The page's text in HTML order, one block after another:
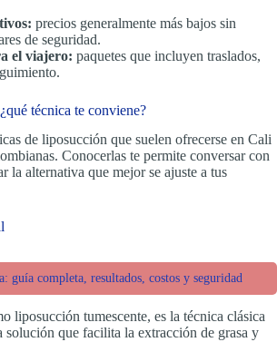
precios generalmente más bajos sin
de seguridad.
el viajero: paquetes que incluyen traslados,
técnica te conviene?
de liposucción que suelen ofrecerse en Cali
Conocerlas te permite conversar con
la alternativa que mejor se ajuste a tus
guía completa, resultados, costos y seguridad
liposucción tumescente, es la técnica clásica
solución que facilita la extracción de grasa y